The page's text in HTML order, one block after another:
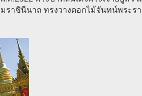
มราชินีนาถ ทรงวางดอกไม้จันทน์พระ